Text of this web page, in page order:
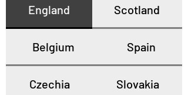
England Scotland
Belgium Spain
Czechia Slovakia